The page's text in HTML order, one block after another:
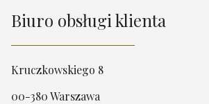
Biuro obsługi klienta
Kruczkowskiego 8
00-380 Warszawa